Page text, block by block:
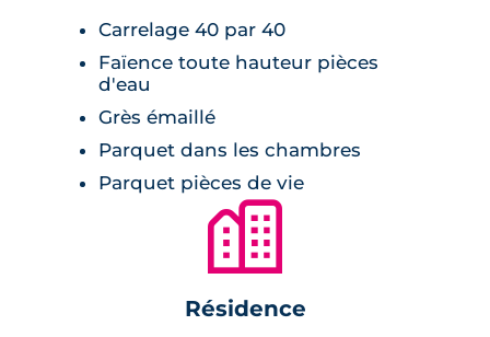
vie exceptionnel et respectueux de
l'environnement.
Carrelage 40 par 40
Faïence toute hauteur pièces
d'eau
Grès émaillé
Parquet dans les chambres
Parquet pièces de vie
🏙
Résidence